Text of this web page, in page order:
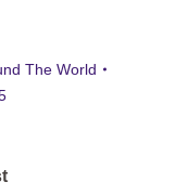
The World